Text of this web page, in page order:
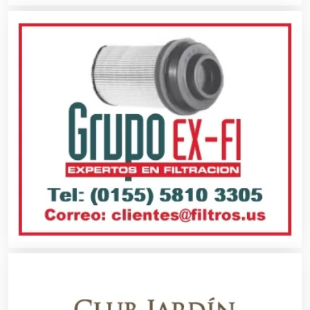
Autobuses
Automatización
Automóviles Nuevos y Usados
Autopartes Eléctricas